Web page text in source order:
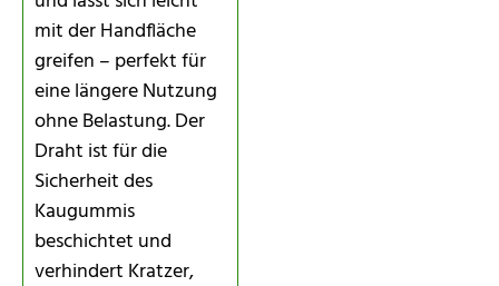
mit der Handfläche
greifen – perfekt für
eine längere Nutzung
ohne Belastung. Der
Draht ist für die
Sicherheit des
Kaugummis
beschichtet und
verhindert Kratzer,